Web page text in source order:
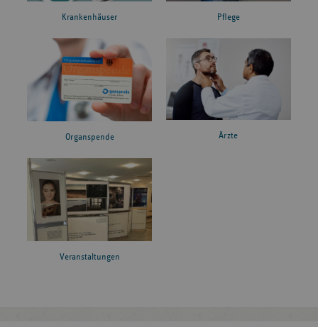
Krankenhäuser Pflege
Organspende Ärzte
Veranstaltungen